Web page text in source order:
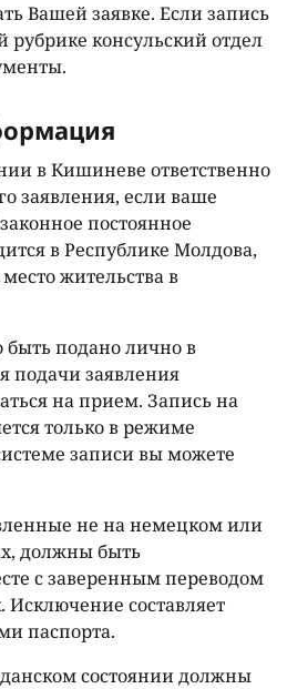
Вашей заявке. Если запись
рубрике консульский отдел
в Кишиневе ответственно
заявления, если ваше
постоянное
в Республике Молдова,
жительства в
подано лично в
подачи заявления
на прием. Запись на
только в режиме
записи вы можете
не на немецком или
должны быть
с заверенным переводом
составляет
паспорта.
состоянии должны